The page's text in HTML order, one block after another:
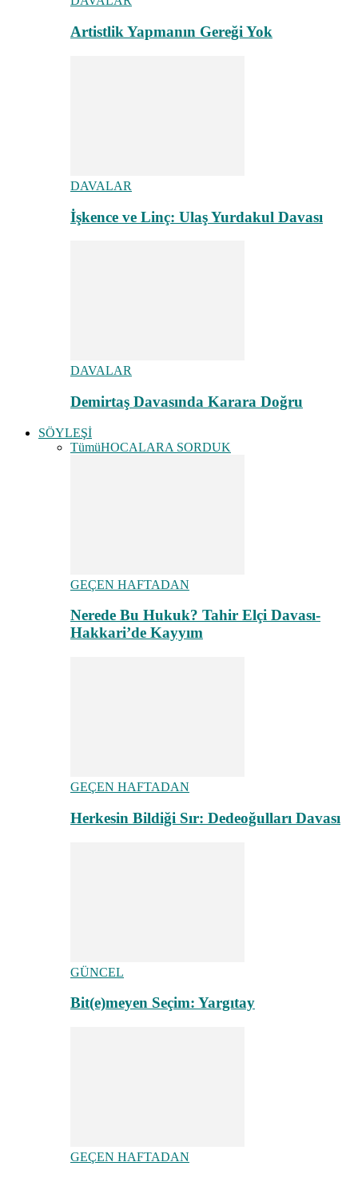
Artistlik Yapmanın Gereği Yok
DAVALAR
İşkence ve Linç: Ulaş Yurdakul Davası
DAVALAR
Demirtaş Davasında Karara Doğru
SÖYLEŞİ
TümüHOCALARA SORDUK
GEÇEN HAFTADAN
Nerede Bu Hukuk? Tahir Elçi Davası-
Hakkari’de Kayyım
GEÇEN HAFTADAN
Herkesin Bildiği Sır: Dedeoğulları Davası
GÜNCEL
Bit(e)meyen Seçim: Yargıtay
GEÇEN HAFTADAN